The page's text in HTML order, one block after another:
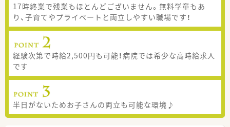
17時終業で残業もほとんどございません。無料学童もあ
り、子育てやプライベートと両立しやすい職場です！
経験次第で時給2,500円も可能！病院では希少な高時給求人
です
半日がないためお子さんの両立も可能な環境♪